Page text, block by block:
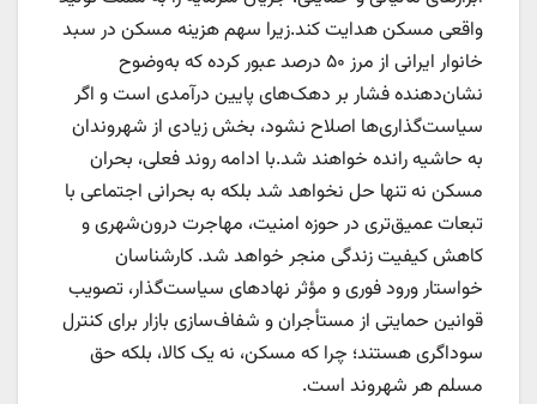
واقعی مسکن هدایت کند.زیرا سهم هزینه مسکن در سبد
خانوار ایرانی از مرز ۵۰ درصد عبور کرده که به‌وضوح
نشان‌دهنده فشار بر دهک‌های پایین درآمدی است و اگر
سیاست‌گذاری‌ها اصلاح نشود، بخش زیادی از شهروندان
به حاشیه رانده خواهند شد.با ادامه روند فعلی، بحران
مسکن نه تنها حل نخواهد شد بلکه به بحرانی اجتماعی با
تبعات عمیق‌تری در حوزه امنیت، مهاجرت درون‌شهری و
کاهش کیفیت زندگی منجر خواهد شد. کارشناسان
خواستار ورود فوری و مؤثر نهادهای سیاست‌گذار، تصویب
قوانین حمایتی از مستأجران و شفاف‌سازی بازار برای کنترل
سوداگری هستند؛ چرا که مسکن، نه یک کالا، بلکه حق
مسلم هر شهروند است.